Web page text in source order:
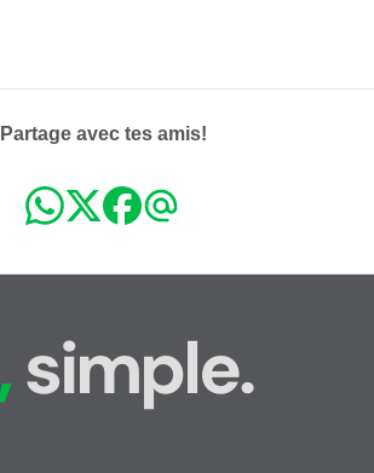
Partage avec tes amis!
simple.